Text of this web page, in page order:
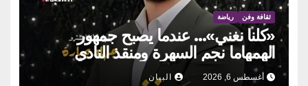
ثقافة وفن رياضة
«كلنا نغني»… عندما يصبح جمهور
الهمهاما نجم السهرة ومنقذ النادي
أغسطس 6, 2026 البيان